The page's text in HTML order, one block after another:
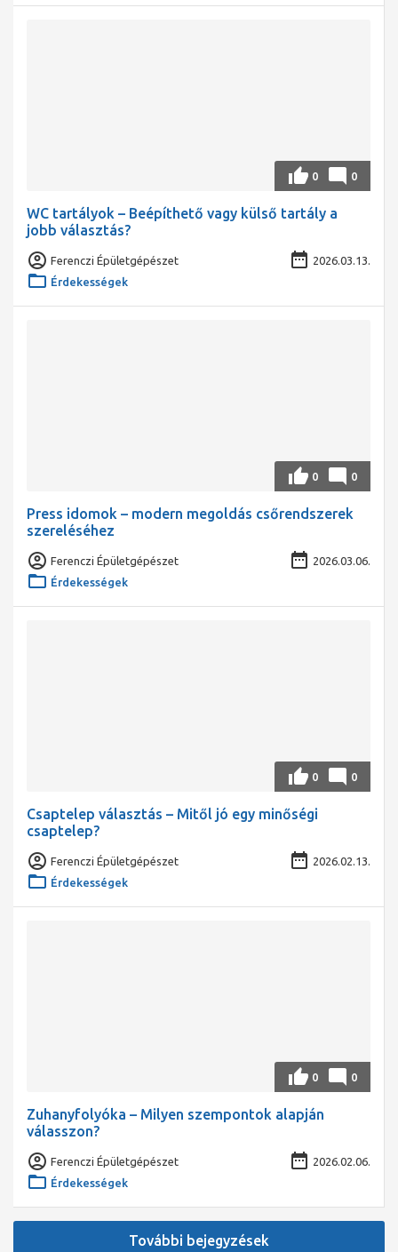
0 0
WC tartályok – Beépíthető vagy külső tartály a
jobb választás?
Ferenczi Épületgépészet
2026.03.13.
Érdekességek
0 0
Press idomok – modern megoldás csőrendszerek
szereléséhez
Ferenczi Épületgépészet
2026.03.06.
Érdekességek
0 0
Csaptelep választás – Mitől jó egy minőségi
csaptelep?
Ferenczi Épületgépészet
2026.02.13.
Érdekességek
0 0
Zuhanyfolyóka – Milyen szempontok alapján
válasszon?
Ferenczi Épületgépészet
2026.02.06.
Érdekességek
További bejegyzések